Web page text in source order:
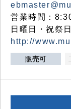
営業時間：
日曜日・祝祭日
http://
販売可